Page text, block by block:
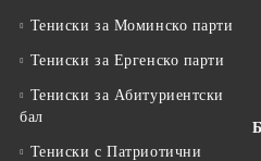
Тениски за Mоминско парти
Тениски за Eргенско парти
Тениски за Aбитуриентски
бал
Тениски с Патриотични